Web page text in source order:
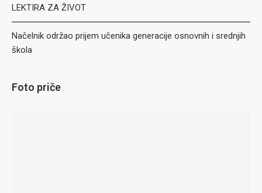
LEKTIRA ZA ŽIVOT
Načelnik održao prijem učenika generacije osnovnih i srednjih
škola
Foto priče